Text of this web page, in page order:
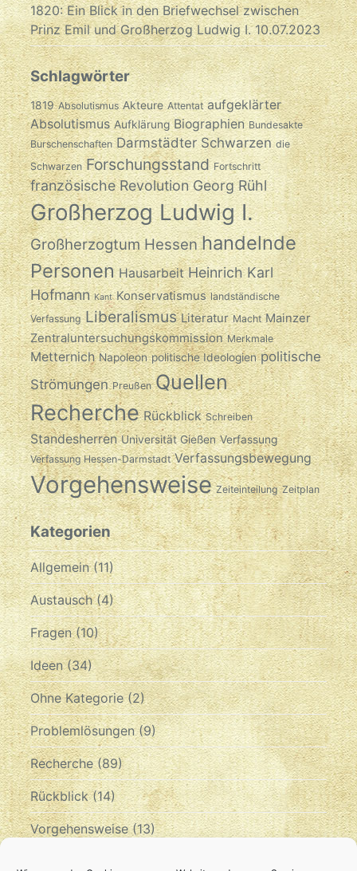
1820: Ein Blick in den Briefwechsel zwischen
Prinz Emil und Großherzog Ludwig I. 10.07.2023
Schlagwörter
1819 Absolutismus Akteure Attentat aufgeklärter
Absolutismus Aufklärung Biographien Bundesakte
Burschenschaften Darmstädter Schwarzen die
Schwarzen Forschungsstand Fortschritt
französische Revolution Georg Rühl
Großherzog Ludwig I.
Großherzogtum Hessen handelnde
Personen Hausarbeit Heinrich Karl
Hofmann Kant Konservatismus landständische
Verfassung Liberalismus Literatur Macht Mainzer
Zentraluntersuchungskommission Merkmale
Metternich Napoleon politische Ideologien politische
Strömungen Preußen Quellen
Recherche Rückblick Schreiben
Standesherren Universität Gießen Verfassung
Verfassung Hessen-Darmstadt Verfassungsbewegung
Vorgehensweise Zeiteinteilung Zeitplan
Kategorien
Allgemein(11)
Austausch(4)
Fragen(10)
Ideen(34)
Ohne Kategorie(2)
Problemlösungen(9)
Recherche(89)
Rückblick(14)
Vorgehensweise(13)